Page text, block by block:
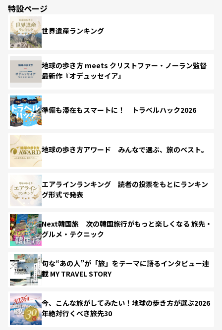
特設ページ
世界遺産ランキング
地球の歩き方 meets クリストファー・ノーラン監督
最新作『オデュッセイア』
準備も滞在もスマートに！ トラベルハック2026
地球の歩き方アワード みんなで選ぶ、旅のベスト。
エアラインランキング 読者の投票をもとにランキン
グ形式で発表
Next韓国旅 次の韓国旅行がもっと楽しくなる 旅先・
グルメ・テクニック
旬な“あの人”が「旅」をテーマに語るインタビュー連
載 MY TRAVEL STORY
今、こんな旅がしてみたい！地球の歩き方が選ぶ2026
年絶対行くべき旅先30